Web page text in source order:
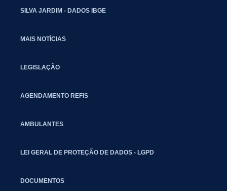
SILVA JARDIM - DADOS IBGE
MAIS NOTÍCIAS
LEGISLAÇÃO
AGENDAMENTO REFIS
AMBULANTES
LEI GERAL DE PROTEÇÃO DE DADOS - LGPD
DOCUMENTOS